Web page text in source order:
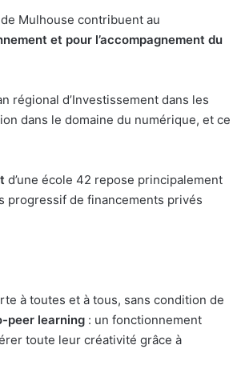
Mulhouse contribuent au
et pour l’accompagnement du
régional d’Investissement dans les
dans le domaine du numérique, et ce
d’une école 42 repose principalement
progressif de financements privés
à toutes et à tous, sans condition de
peer learning : un fonctionnement
toute leur créativité grâce à